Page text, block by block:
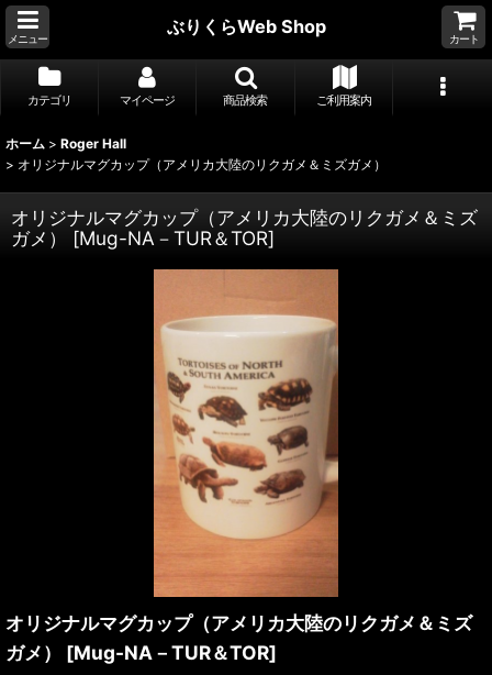
メニュー
ぶりくらWeb Shop
カート
カテゴリ マイページ 商品検索 ご利用案内
ホーム > Roger Hall
> オリジナルマグカップ（アメリカ大陸のリクガメ＆ミズガメ）
オリジナルマグカップ（アメリカ大陸のリクガメ＆ミズ
ガメ）
[Mug-NA－TUR＆TOR]
オリジナルマグカップ（アメリカ大陸のリクガメ＆ミズ
ガメ）
[Mug-NA－TUR＆TOR]